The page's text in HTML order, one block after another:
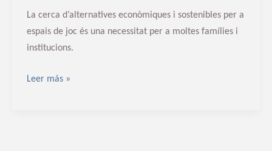
La cerca d’alternatives econòmiques i sostenibles per a
espais de joc és una necessitat per a moltes famílies i
institucions.
Leer más »